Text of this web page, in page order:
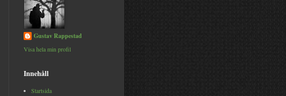
Gustav Rappestad
Visa hela min profil
Innehåll
Startsida